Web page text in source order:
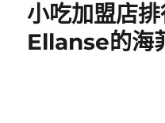
小吃加盟店
Ellanse的海